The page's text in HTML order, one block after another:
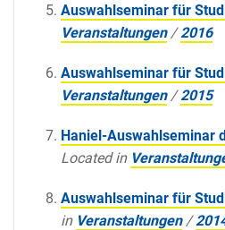
Auswahlseminar für
Veranstaltungen /2016
Auswahlseminar für
Veranstaltungen /2015
Haniel-Auswahlseminar
Located in
Auswahlseminar für
in Veranstaltungen /